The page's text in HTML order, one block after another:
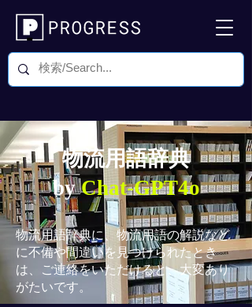
物流用語辞典
byChat-GPT4o
物流用語辞典に、物流用語の解説など
に不備や間違いを見つけられたとき
は、ご連絡をいただけると、大変あり
がたいです。